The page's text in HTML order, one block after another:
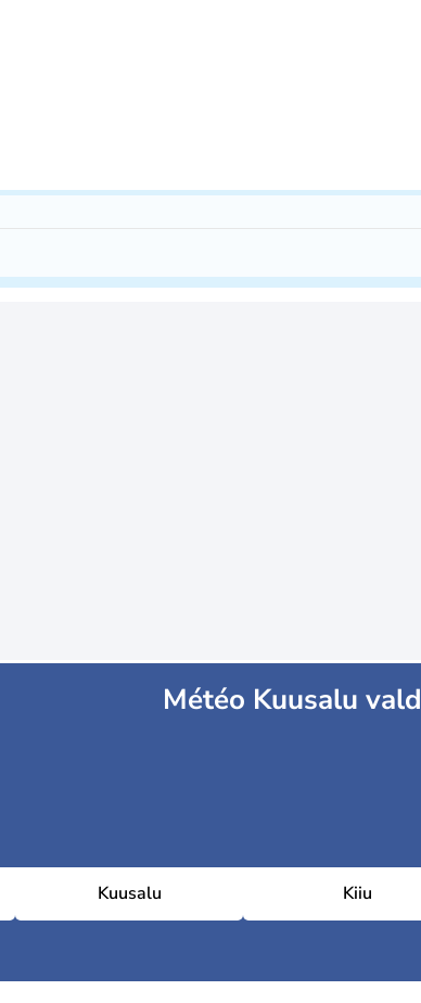
Météo Kuusalu vald
Kuusalu Kiiu